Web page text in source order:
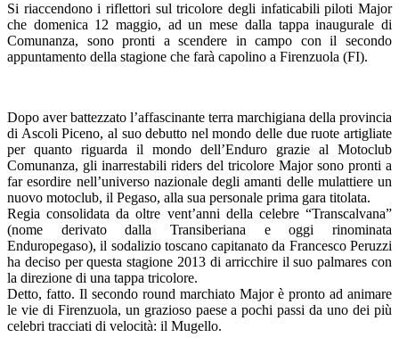
Si riaccendono i riflettori sul tricolore degli infaticabili piloti Major
che domenica 12 maggio, ad un mese dalla tappa inaugurale di
Comunanza, sono pronti a scendere in campo con il secondo
appuntamento della stagione che farà capolino a Firenzuola (FI).
Dopo aver battezzato l’affascinante terra marchigiana della provincia
di Ascoli Piceno, al suo debutto nel mondo delle due ruote artigliate
per quanto riguarda il mondo dell’Enduro grazie al Motoclub
Comunanza, gli inarrestabili riders del tricolore Major sono pronti a
far esordire nell’universo nazionale degli amanti delle mulattiere un
nuovo motoclub, il Pegaso, alla sua personale prima gara titolata.
Regia consolidata da oltre vent’anni della celebre “Transcalvana”
(nome derivato dalla Transiberiana e oggi rinominata
Enduropegaso), il sodalizio toscano capitanato da Francesco Peruzzi
ha deciso per questa stagione 2013 di arricchire il suo palmares con
la direzione di una tappa tricolore.
Detto, fatto. Il secondo round marchiato Major è pronto ad animare
le vie di Firenzuola, un grazioso paese a pochi passi da uno dei più
celebri tracciati di velocità: il Mugello.